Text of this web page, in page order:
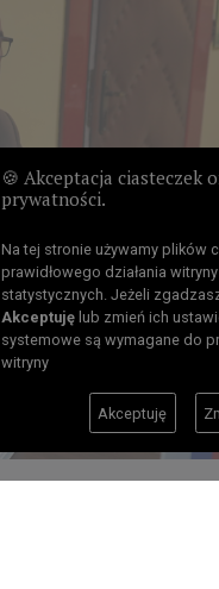
🍪 Akceptacja ciasteczek
prywatności.
Na tej stronie używamy plików
prawidłowego działania
statystycznych. Jeżeli
Akceptuję lub zmień ich
systemowe są wymagane do
witryny
Akceptuję